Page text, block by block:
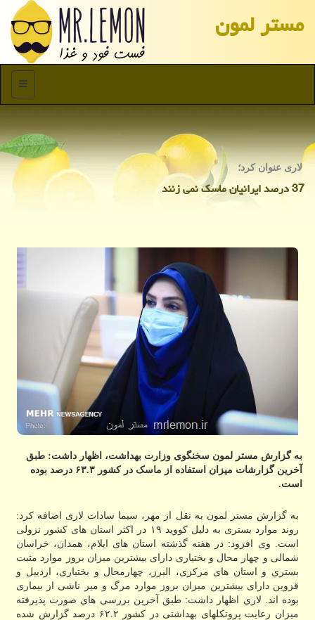
مستر لمون
منو
لاری عنوان كرد؛
37 درصد ایرانیان ماسك نمی زنند
به گزارش مستر لمون سخنگوی وزارت بهداشت، اظهار داشت: طبق
آخرین گزارشات میزان استفاده از ماسک در کشور ۶۳.۳ درصد بوده
است.
به گزارش مستر لمون به نقل از مهر، سیما سادات لاری اضافه کرد:
روند موارد بستری به دلیل کووید ۱۹ در اکثر استان های کشور نزولی
است. وی افزود: در هفته گذشته استان های ایلام، همدان، خراسان
شمالی و چهار محال و بختیاری دارای بیشترین میزان بروز موارد مثبت
بستری و استان های مرکزی، البرز، چهارمحال و بختیاری، اردبیل و
قزوین دارای بیشترین میزان بروز موارد مرگ و میر ناشی از بیماری
بوده اند. لاری اظهار داشت: طبق آخرین بررسی های صورت پذیرفته
میزان رعایت پروتکلهای بهداشتی در کشور ۶۲.۲ درصد گزارش شده